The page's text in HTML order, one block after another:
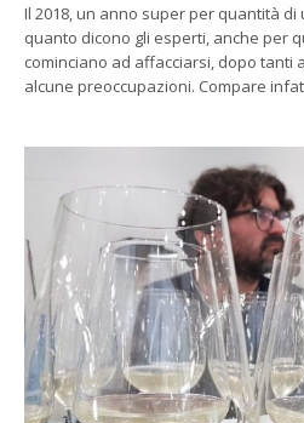
Il 2018, un anno super per quantità di
quanto dicono gli esperti, anche per
cominciano ad affacciarsi, dopo tanti
alcune preoccupazioni. Compare